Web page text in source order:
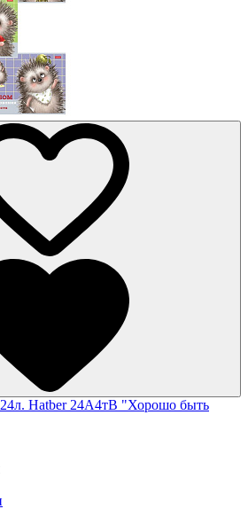
Hatber 24А4тВ "Хорошо быть